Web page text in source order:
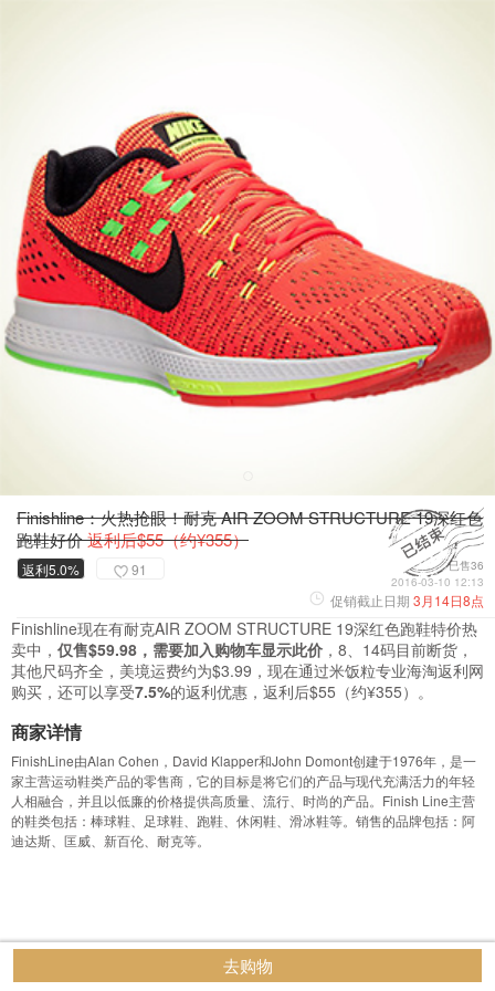
Finishline：火热抢眼！耐克 AIR ZOOM STRUCTURE 19深红色
跑鞋好价返利后$55（约¥355）
返利5.0% 91
已售36
2016-03-10 12:13
促销截止日期 3月14日8点
Finishline现在有耐克AIR ZOOM STRUCTURE 19深红色跑鞋特价热
卖中， 仅售$59.98，需要加入购物车显示此价 ，8、14码目前断货，
其他尺码齐全，美境运费约为$3.99，现在通过米饭粒专业海淘返利网
购买，还可以享受7.5%的返利优惠，返利后$55（约¥355）。
商家详情
FinishLine由Alan Cohen，David Klapper和John Domont创建于1976年，是一
家主营运动鞋类产品的零售商，它的目标是将它们的产品与现代充满活力的年轻
人相融合，并且以低廉的价格提供高质量、流行、时尚的产品。Finish Line主营
的鞋类包括：棒球鞋、足球鞋、跑鞋、休闲鞋、滑冰鞋等。销售的品牌包括：阿
迪达斯、匡威、新百伦、耐克等。
去购物